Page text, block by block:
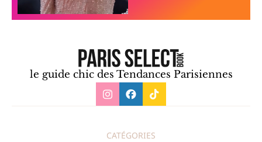
le guide chic des Tendances Parisiennes
CATÉGORIES